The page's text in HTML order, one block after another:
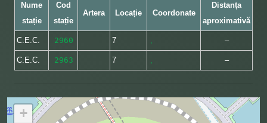
Nume
stație
Cod
stație
Artera Locație Coordonate
Distanța
aproximativă
C.E.C. 2960 7 , –
C.E.C. 2963 7 , –
+